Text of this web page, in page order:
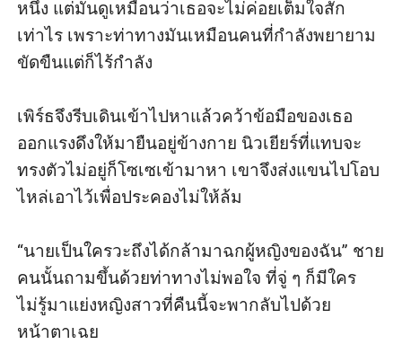
หนึ่ง แต่มันดูเหมือนว่าเธอจะไม่ค่อยเต็มใจสัก
เท่าไร เพราะท่าทางมันเหมือนคนที่กำลังพยายาม
ขัดขืนแต่ก็ไร้กำลัง
เพิร์ธจึงรีบเดินเข้าไปหาแล้วคว้าข้อมือของเธอ
ออกแรงดึงให้มายืนอยู่ข้างกาย นิวเยียร์ที่แทบจะ
ทรงตัวไม่อยู่ก็โซเซเข้ามาหา เขาจึงส่งแขนไปโอบ
ไหล่เอาไว้เพื่อประคองไม่ให้ล้ม
“นายเป็นใครวะถึงได้กล้ามาฉกผู้หญิงของฉัน” ชาย
คนนั้นถามขึ้นด้วยท่าทางไม่พอใจ ที่จู่ ๆ ก็มีใคร
ไม่รู้มาแย่งหญิงสาวที่คืนนี้จะพากลับไปด้วย
หน้าตาเฉย